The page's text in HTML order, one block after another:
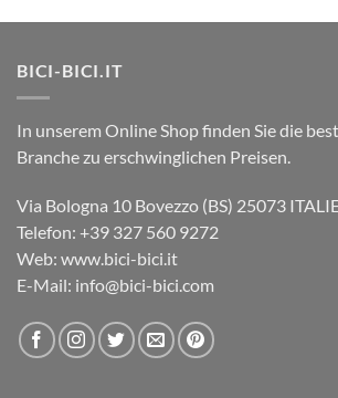
BICI-BICI.IT
In unserem Online Shop finden Sie die
Branche zu erschwinglichen Preisen.
Via Bologna 10 Bovezzo (BS) 25073
Telefon: +39 327 560 9272
Web: www.bici-bici.it
E-Mail: info@bici-bici.com